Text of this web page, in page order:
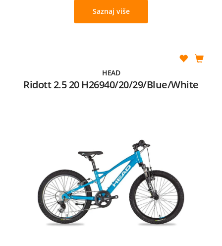
Saznaj više
HEAD
Ridott 2.5 20 H26940/20/29/Blue/White